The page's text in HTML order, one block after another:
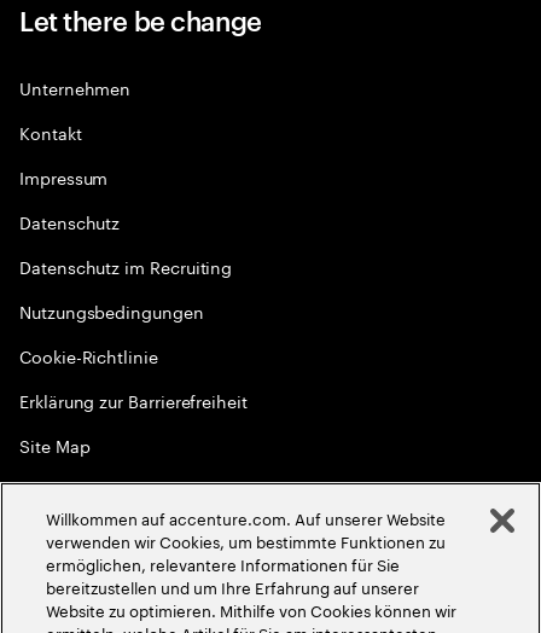
Let there be change
Unternehmen
Kontakt
Impressum
Datenschutz
Datenschutz im Recruiting
Nutzungsbedingungen
Cookie-Richtlinie
Erklärung zur Barrierefreiheit
Site Map
Globale Meritokratie
2026Accenture. Alle Rechte vorbehalten
Willkommen auf accenture.com. Auf unserer Website
verwenden wir Cookies, um bestimmte Funktionen zu
ermöglichen, relevantere Informationen für Sie
bereitzustellen und um Ihre Erfahrung auf unserer
Website zu optimieren. Mithilfe von Cookies können wir